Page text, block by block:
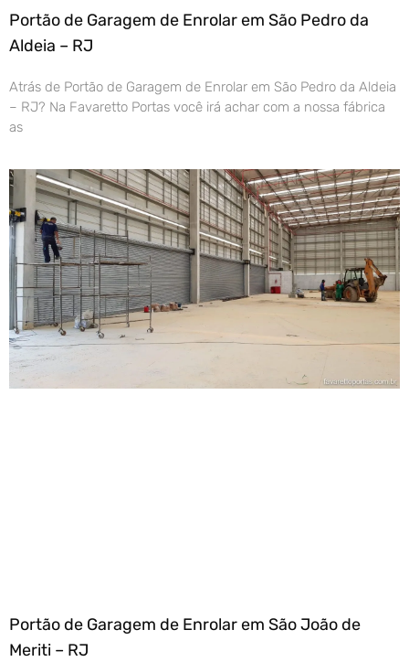
Portão de Garagem de Enrolar em São Pedro da
Aldeia – RJ
Atrás de Portão de Garagem de Enrolar em São Pedro da Aldeia
– RJ? Na Favaretto Portas você irá achar com a nossa fábrica
as
Portão de Garagem de Enrolar em São João de
Meriti – RJ